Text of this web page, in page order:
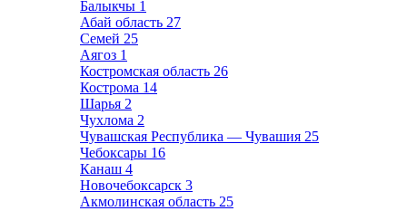
Балыкчы 1
Абай область 27
Семей 25
Аягоз 1
Костромская область 26
Кострома 14
Шарья 2
Чухлома 2
Чувашская Республика — Чувашия 25
Чебоксары 16
Канаш 4
Новочебоксарск 3
Акмолинская область 25